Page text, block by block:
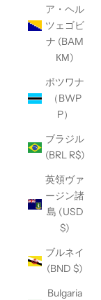
ア・ヘル
ツェゴビ
ナ (BAM
КМ)
ボツワナ
（BWP
P）
ブラジル
(BRL R$)
英領ヴァ
ージン諸
島 (USD
$)
ブルネイ
(BND $)
Bulgaria